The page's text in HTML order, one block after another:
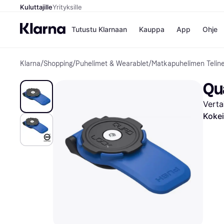
KuluttajilleYrityksille
Tutustu Klarnaan Kauppa
Kaupat
Gigantti
H&M
Peten
Wolt
App Ohje
Klarna/Shopping/Puhelimet & Wearablet/Matkapuhelimen